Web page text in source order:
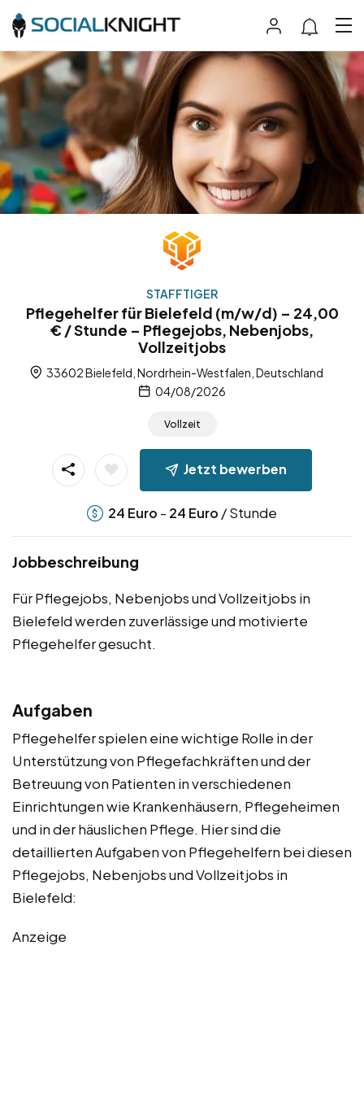
STAFFTIGER
Pflegehelfer für Bielefeld (m/w/d) – 24,00
€ / Stunde – Pflegejobs, Nebenjobs,
Vollzeitjobs
33602 Bielefeld, Nordrhein-Westfalen, Deutschland
04/08/2026
Vollzeit
Jetzt bewerben
24 Euro - 24 Euro / Stunde
Jobbeschreibung
Für Pflegejobs, Nebenjobs und Vollzeitjobs in
Bielefeld werden zuverlässige und motivierte
Pflegehelfer gesucht.
Aufgaben
Pflegehelfer spielen eine wichtige Rolle in der
Unterstützung von Pflegefachkräften und der
Betreuung von Patienten in verschiedenen
Einrichtungen wie Krankenhäusern, Pflegeheimen
und in der häuslichen Pflege. Hier sind die
detaillierten Aufgaben von Pflegehelfern bei diesen
Pflegejobs, Nebenjobs und Vollzeitjobs in
Bielefeld:
Anzeige